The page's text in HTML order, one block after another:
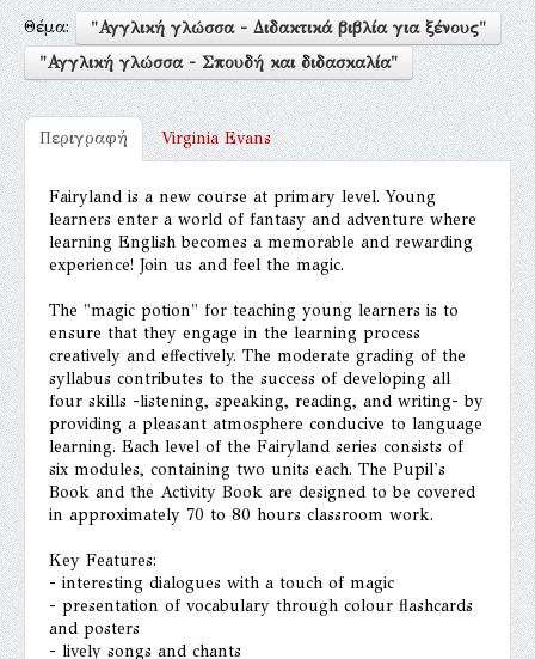
Θέμα:
"Αγγλική γλώσσα - Διδακτικά βιβλία για ξένους"
"Αγγλική γλώσσα - Σπουδή και διδασκαλία"
Περιγραφή Virginia Evans
Fairyland is a new course at primary level. Young
learners enter a world of fantasy and adventure where
learning English becomes a memorable and rewarding
experience! Join us and feel the magic.
The "magic potion" for teaching young learners is to
ensure that they engage in the learning process
creatively and effectively. The moderate grading of the
syllabus contributes to the success of developing all
four skills -listening, speaking, reading, and writing- by
providing a pleasant atmosphere conducive to language
learning. Each level of the Fairyland series consists of
six modules, containing two units each. The Pupil's
Book and the Activity Book are designed to be covered
in approximately 70 to 80 hours classroom work.
Key Features:
- interesting dialogues with a touch of magic
- presentation of vocabulary through colour flashcards
and posters
- lively songs and chants